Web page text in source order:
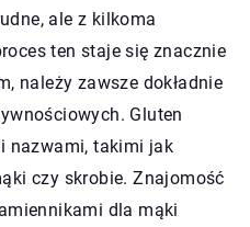
ale z kilkoma
ten staje się znacznie
należy zawsze dokładnie
Gluten
nazwami, takimi jak
czy skrobie. Znajomość
dla mąki